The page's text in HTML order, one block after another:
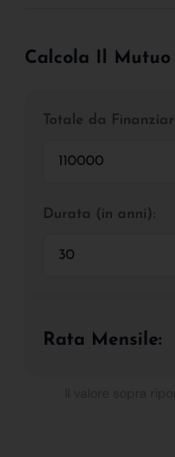
Calcola Il Mutuo
Totale da
Durata (in anni):
Rata Mensile: